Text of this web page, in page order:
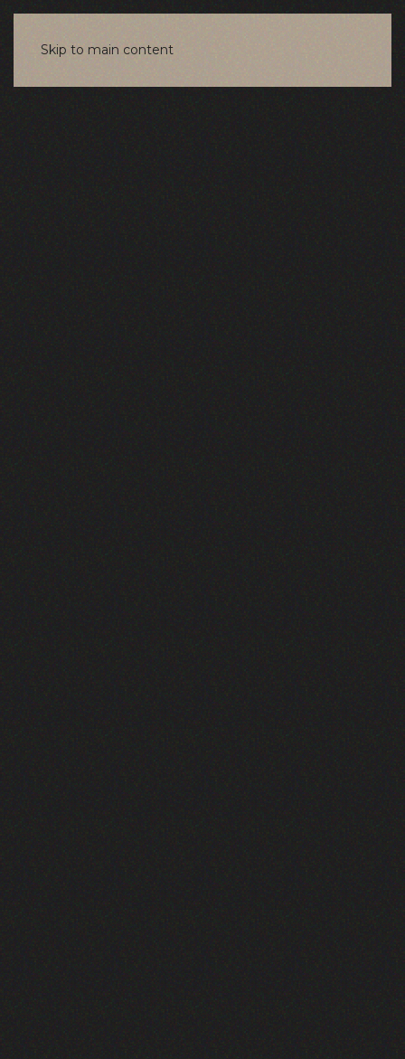
Skip to main content